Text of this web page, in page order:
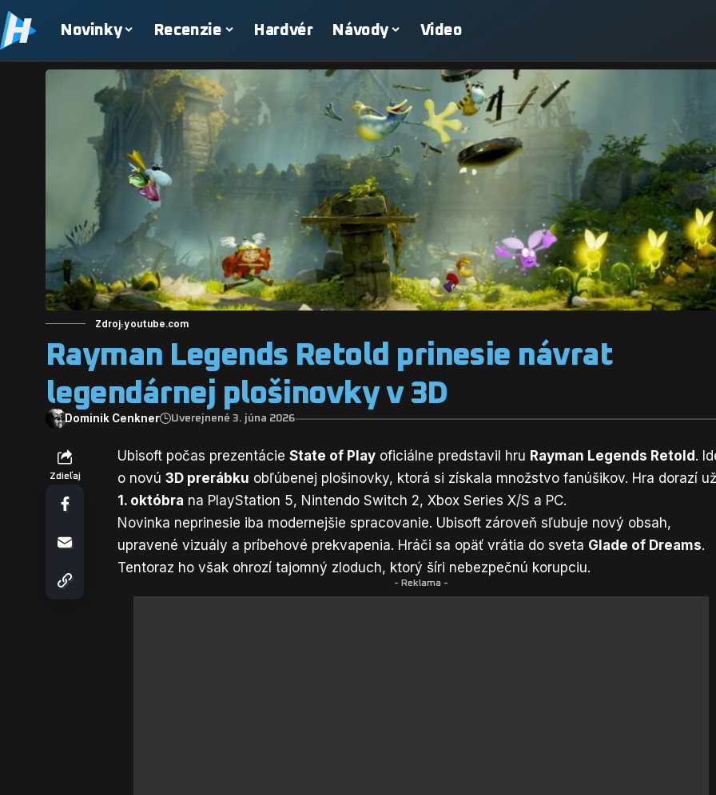
Novinky Recenzie Hardvér Návody Video
Zdroj: youtube.com
Rayman Legends Retold prinesie návrat
legendárnej plošinovky v 3D
Dominik Cenkner Uverejnené 3. júna 2026
Zdieľaj
Ubisoft počas prezentácieState of Play oficiálne predstavil hru Rayman Legends Retold .
o novú3D prerábku obľúbenej plošinovky, ktorá si získala množstvo fanúšikov. Hra dorazí
1. októbra na PlayStation 5, Nintendo Switch 2, Xbox Series X/S a PC.
Novinka neprinesie iba modernejšie spracovanie. Ubisoft zároveň sľubuje nový obsah,
upravené vizuály a príbehové prekvapenia. Hráči sa opäť vrátia do sveta Glade of Dreams.
Tentoraz ho však ohrozí tajomný zloduch, ktorý šíri nebezpečnú korupciu.
- Reklama -